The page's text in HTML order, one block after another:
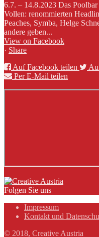
6.7. – 14.8.2023 Das
Vollen: renommierten
Peaches, Symba, Helge
andere geben...
View on Facebook
· Share
Auf Facebook teilen
Per E-Mail teilen
Folgen Sie uns
Impressum
Kontakt und
© 2018, Creative Austria